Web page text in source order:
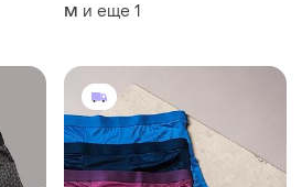
M и еще 1